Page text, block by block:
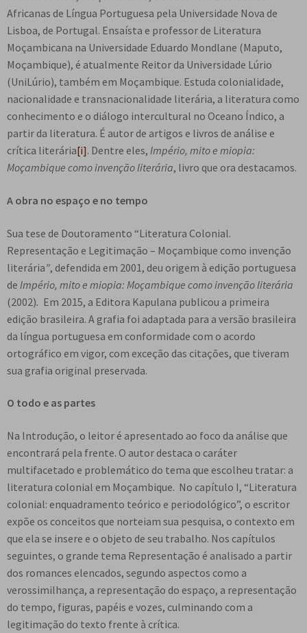
e
n
t
e
Africanas de Língua Portuguesa pela Universidade Nova de
Lisboa, de Portugal. Ensaísta e professor de Literatura
Moçambicana na Universidade Eduardo Mondlane (Maputo,
Moçambique), é atualmente Reitor da Universidade Lúrio
(UniLúrio), também em Moçambique. Estuda colonialidade,
nacionalidade e transnacionalidade literária, a literatura como
conhecimento e o diálogo intercultural no Oceano Índico, a
partir da literatura. É autor de artigos e livros de análise e
crítica literária[i]. Dentre eles, Império, mito e miopia:
Moçambique como invenção literária, livro que ora destacamos.
A obra no espaço e no tempo
Sua tese de Doutoramento “Literatura Colonial.
Representação e Legitimação – Moçambique como invenção
literária”, defendida em 2001, deu origem à edição portuguesa
de Império, mito e miopia: Moçambique como invenção literária
(2002). Em 2015, a Editora Kapulana publicou a primeira
edição brasileira. A grafia foi adaptada para a versão brasileira
da língua portuguesa em conformidade com o acordo
ortográfico em vigor, com exceção das citações, que tiveram
sua grafia original preservada.
O todo e as partes
Na Introdução, o leitor é apresentado ao foco da análise que
encontrará pela frente. O autor destaca o caráter
multifacetado e problemático do tema que escolheu tratar: a
literatura colonial em Moçambique. No capítulo I, “Literatura
colonial: enquadramento teórico e periodológico”, o escritor
expõe os conceitos que norteiam sua pesquisa, o contexto em
que ela se insere e o objeto de seu trabalho. Nos capítulos
seguintes, o grande tema Representação é analisado a partir
dos romances elencados, segundo aspectos como a
verossimilhança, a representação do espaço, a representação
do tempo, figuras, papéis e vozes, culminando com a
legitimação do texto frente à crítica.